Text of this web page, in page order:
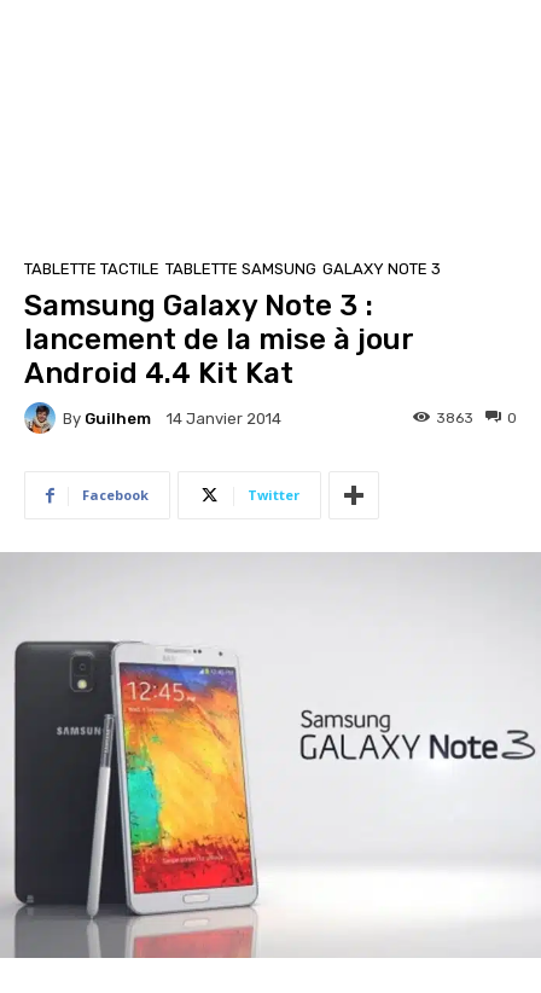
TABLETTE TACTILE TABLETTE SAMSUNG GALAXY NOTE 3
Samsung Galaxy Note 3 :
lancement de la mise à jour
Android 4.4 Kit Kat
By Guilhem 14 Janvier 2014 0
3863
Facebook Twitter